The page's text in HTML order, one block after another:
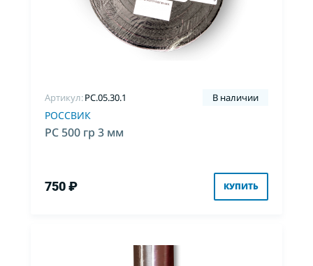
Артикул:PC.05.30.1 В наличии
РОССВИК
РС 500 гр 3 мм
750 ₽ КУПИТЬ